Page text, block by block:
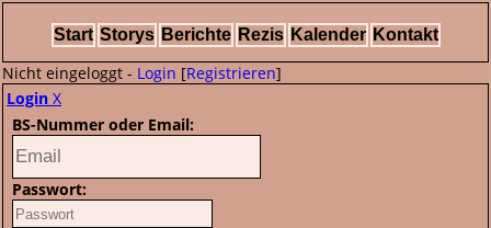
Start Storys Berichte Rezis Kalender Kontakt
Nicht eingeloggt - Login [Registrieren]
Login X
BS-Nummer oder Email:
Passwort: